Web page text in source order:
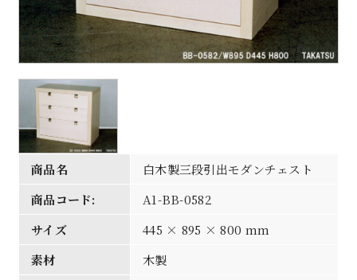
商品名
白木製三段引出モダンチェスト
商品コード:
A1-BB-0582
サイズ
445 × 895 × 800 mm
素材
木製